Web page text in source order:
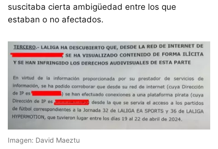
suscitaba cierta ambigüedad entre los que
estaban o no afectados.
Imagen: David Maeztu